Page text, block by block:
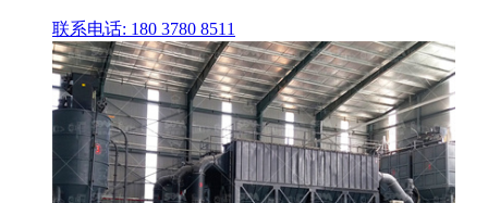
联系电话: 180 3780 8511